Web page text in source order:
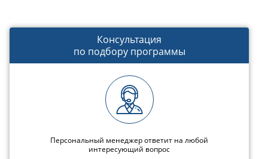
Консультация
по подбору программы
Персональный менеджер ответит на любой
интересующий вопрос